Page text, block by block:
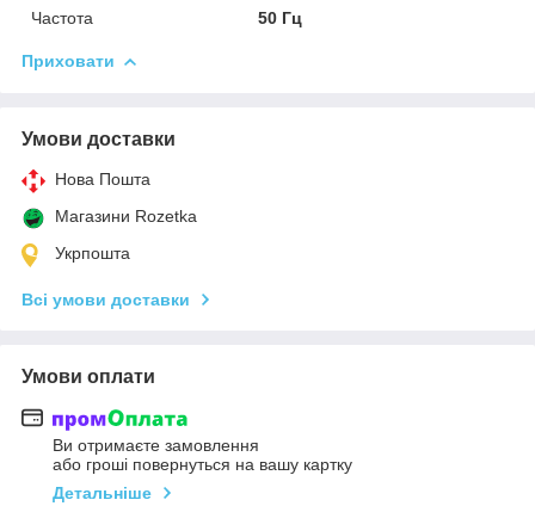
Частота
50 Гц
Приховати
Умови доставки
Нова Пошта
Магазини Rozetka
Укрпошта
Всі умови доставки
Умови оплати
Ви отримаєте замовлення
або гроші повернуться на вашу картку
Детальніше